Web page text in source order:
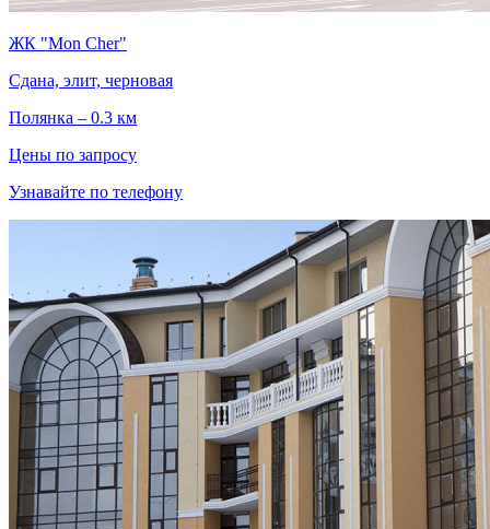
ЖК "Mon Cher"
Сдана, элит, черновая
Полянка – 0.3 км
Цены по запросу
Узнавайте по телефону